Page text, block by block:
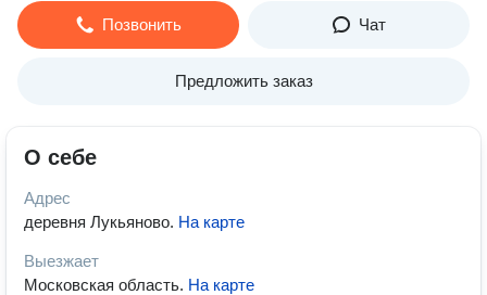
Позвонить Чат
Предложить заказ
О себе
Адрес
деревня Лукьяново. На карте
Выезжает
Московская область. На карте